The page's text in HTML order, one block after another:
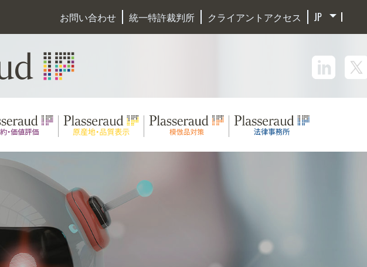
お問い合わせ 統一特許裁判所 クライアントアクセス